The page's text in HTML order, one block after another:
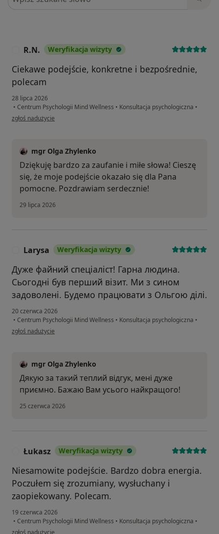
R.N. Weryfikacja wizyty
Ciekawe podejście, konkretne i bezpośrednie,
polecam
28 lipca 2026
• Centrum Psychologii Mind Wellness • Konsultacja psychologiczna •
w opinii użytkownika R.N.
zgłoś nadużycie
mgr Olga Zhylenko
Dziękuję bardzo za zaufanie i miłe słowa! Cieszę
się, że moje podejście okazało się dla Pana
pomocne. Pozdrawiam serdecznie!
29 lipca 2026
Larysa Weryfikacja wizyty
Дуже файний спеціаліст! Гарна людина.
Сьогодні був перший візит. Ми з сином
задоволені. Будемо працювати з Ольгою ділі.
20 czerwca 2026
• Centrum Psychologii Mind Wellness • Konsultacja psychologiczna •
w opinii użytkownika Larysa
zgłoś nadużycie
mgr Olga Zhylenko
Дякую за такий теплий відгук, мені дуже
приємно. Бажаю Вам усього найкращого!
25 czerwca 2026
Łukasz Weryfikacja wizyty
Niesamowite podejście. Bardzo dobra energia.
Poczułem się zrozumiany, wysłuchany i
zaopiekowany. Polecam.
19 czerwca 2026
• Centrum Psychologii Mind Wellness • Konsultacja psychologiczna •
w opinii użytkownika Łukasz